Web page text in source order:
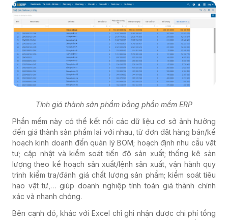
Tính giá thành sản phẩm bằng phần mềm ERP
Phần mềm này có thể kết nối các dữ liệu cơ sở ảnh hưởng
đến giá thành sản phẩm lại với nhau, từ đơn đặt hàng bán/kế
hoạch kinh doanh đến quản lý BOM; hoạch định nhu cầu vật
tư; cập nhật và kiểm soát tiến độ sản xuất; thống kê sản
lượng theo kế hoạch sản xuất/lệnh sản xuất, vận hành quy
trình kiểm tra/đánh giá chất lượng sản phẩm; kiểm soát tiêu
hao vật tư,… giúp doanh nghiệp tính toán giá thành chính
xác và nhanh chóng.
Bên cạnh đó, khác với Excel chỉ ghi nhận được chi phí tổng